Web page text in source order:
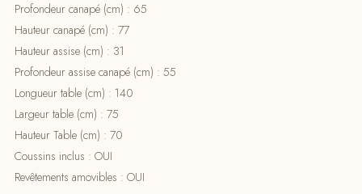
Profondeur canapé (cm) : 65
Hauteur canapé (cm) : 77
Hauteur assise (cm) : 31
Profondeur assise canapé (cm) : 55
Longueur table (cm) : 140
Largeur table (cm) : 75
Hauteur Table (cm) : 70
Coussins inclus : OUI
Revêtements amovibles : OUI